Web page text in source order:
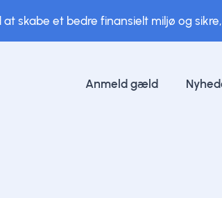
skabe et bedre finansielt miljø og
Anmeld gæld